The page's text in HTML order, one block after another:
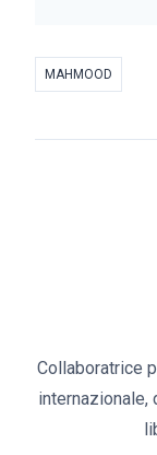
MAHMOOD
Collaboratrice
internazionale,